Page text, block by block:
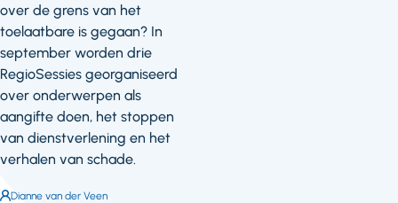
over de grens van het
toelaatbare is gegaan? In
september worden drie
RegioSessies georganiseerd
over onderwerpen als
aangifte doen, het stoppen
van dienstverlening en het
verhalen van schade.
Auteur:
Dianne van der Veen